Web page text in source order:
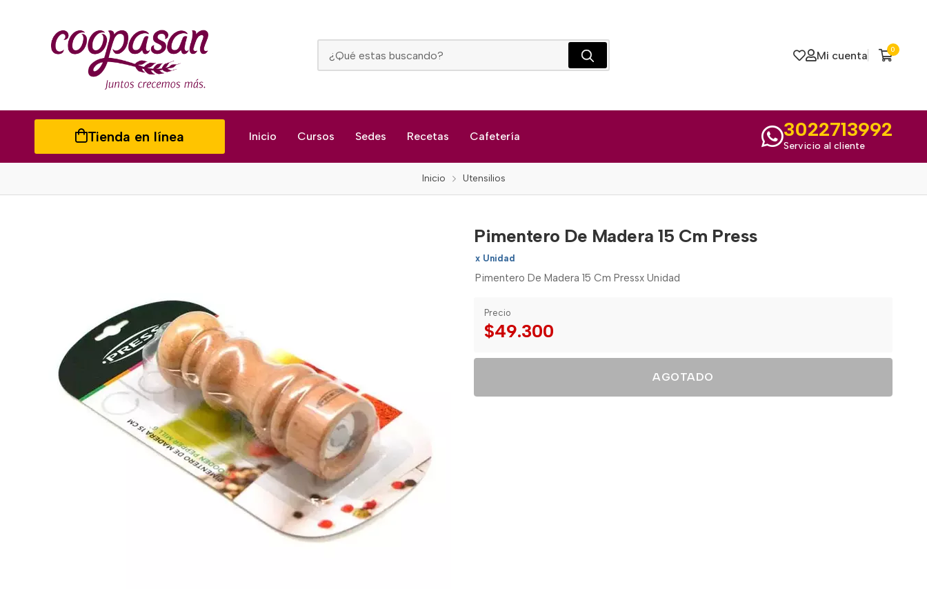
Mi cuenta 0
Tienda en línea Inicio Cursos Sedes Recetas Cafetería 3022713992
Servicio al cliente
Inicio Utensilios
Pimentero De Madera 15 Cm Press
x Unidad
Pimentero De Madera 15 Cm Pressx Unidad
Precio
$49.300
AGOTADO